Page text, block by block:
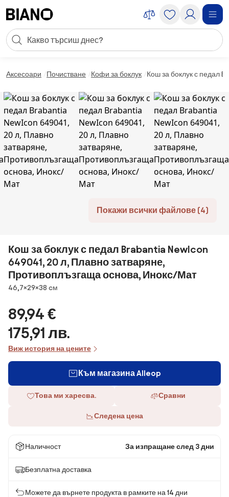
Търсене
Аксесоари Почистване Кофи за боклук Кош за боклук с педал
Покажи всички файлове (4)
Кош за боклук с педал Brabantia NewIcon
649041, 20 л, Плавно затваряне,
Противоплъзгаща основа, Инокс/Мат
Размери
46,7×29×38 cм
89,94 €
175,91 лв.
Виж история на цените
Към магазина Alleop
Това ми харесва. Сравни
Следена цена
Наличност За изпращане след 3 дни
Безплатна доставка
Можете да върнете продукта в рамките на 14 дни